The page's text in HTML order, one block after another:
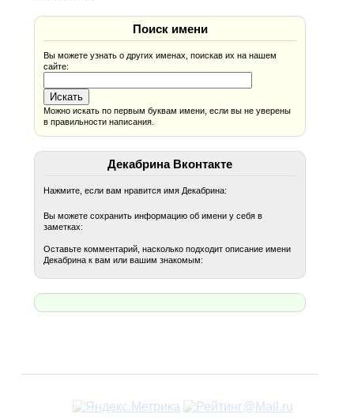
Поиск имени
Вы можете узнать о других именах, поискав их на нашем
сайте:
Можно искать по первым буквам имени, если вы не уверены
в правильности написания.
Декабрина Вконтакте
Нажмите, если вам нравится имя Декабрина:
Вы можете сохранить информацию об имени у себя в
заметках:
Оставьте комментарий, насколько подходит описание имени
Декабрина к вам или вашим знакомым: